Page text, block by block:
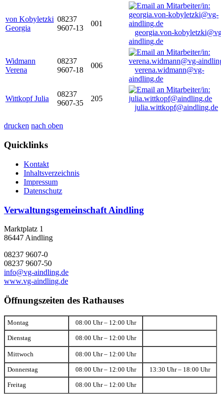
von Kobyletzki
Georgia
08237
9607-13
001
georgia.von-
aindling.de
Widmann
Verena
08237
9607-18
006
verena.widmann@vg-
aindling.de
Wittkopf Julia
08237
9607-35
205
julia.wittkopf@aindling.de
drucken nach oben
Quicklinks
Kontakt
Inhaltsverzeichnis
Impressum
Datenschutz
Verwaltungsgemeinschaft Aindling
Marktplatz 1
86447 Aindling
08237 9607-0
08237 9607-50
info@vg-aindling.de
www.vg-aindling.de
Öffnungszeiten des Rathauses
Montag 08:00 Uhr – 12:00 Uhr
Dienstag 08:00 Uhr – 12:00 Uhr
Mittwoch 08:00 Uhr – 12:00 Uhr
Donnerstag 08:00 Uhr – 12:00 Uhr 13:30 Uhr – 18:00 Uhr
Freitag 08:00 Uhr – 12:00 Uhr